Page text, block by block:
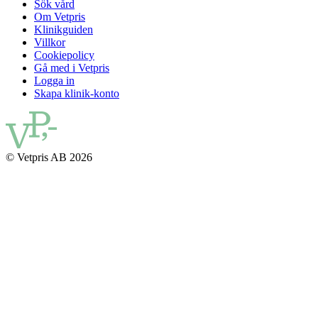
Sök vård
Om Vetpris
Klinikguiden
Villkor
Cookiepolicy
Gå med i Vetpris
Logga in
Skapa klinik-konto
© Vetpris AB 2026